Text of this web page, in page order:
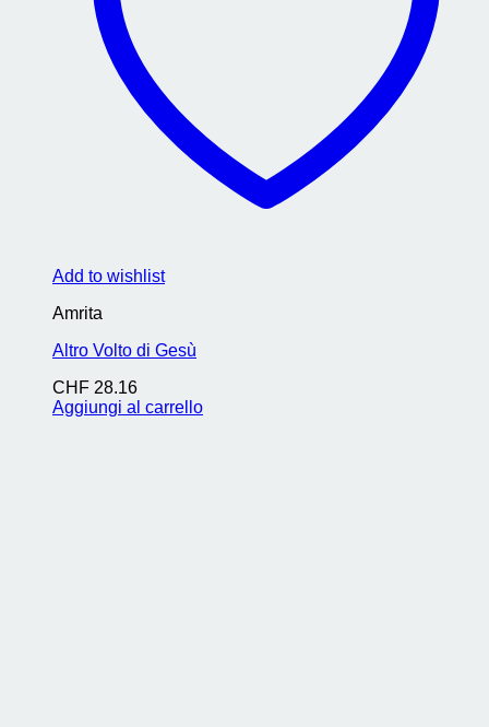
Add to wishlist
Amrita
Altro Volto di Gesù
CHF 28.16
Aggiungi al carrello